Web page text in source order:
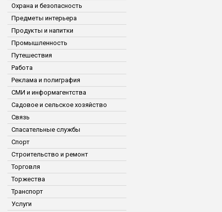
Охрана и безопасность
Предметы интерьера
Продукты и напитки
Промышленность
Путешествия
Работа
Реклама и полиграфия
СМИ и информагентства
Садовое и сельское хозяйство
Связь
Спасательные службы
Спорт
Строительство и ремонт
Торговля
Торжества
Транспорт
Услуги